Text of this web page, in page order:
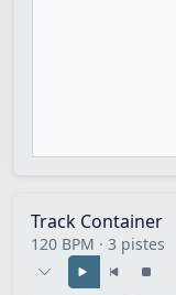
Track Container
120 BPM · 3 pistes